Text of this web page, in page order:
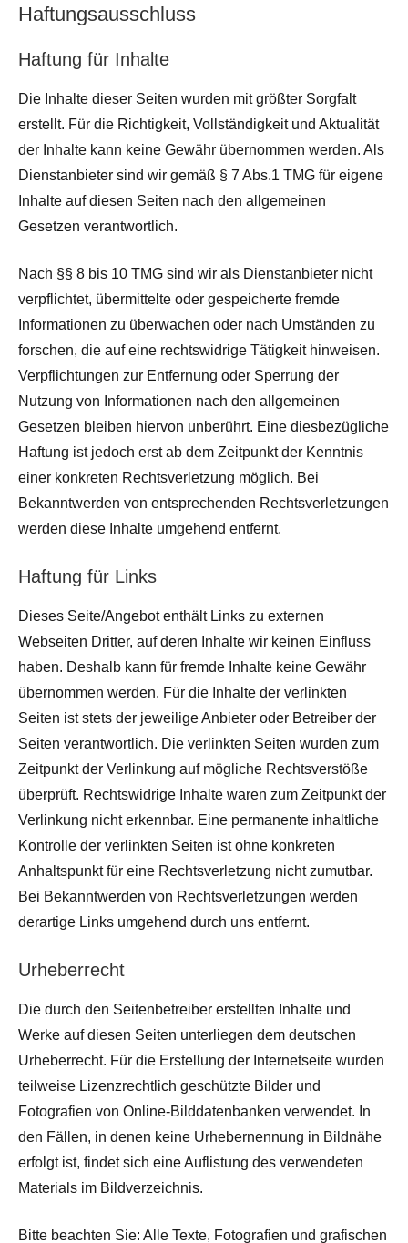
Haftungsausschluss
Haftung für Inhalte
Die Inhalte dieser Seiten wurden mit größter Sorgfalt
erstellt. Für die Richtigkeit, Vollständigkeit und Aktualität
der Inhalte kann keine Gewähr übernommen werden. Als
Dienstanbieter sind wir gemäß § 7 Abs.1 TMG für eigene
Inhalte auf diesen Seiten nach den allgemeinen
Gesetzen verantwortlich.
Nach §§ 8 bis 10 TMG sind wir als Dienstanbieter nicht
verpflichtet, übermittelte oder gespeicherte fremde
Informationen zu überwachen oder nach Umständen zu
forschen, die auf eine rechtswidrige Tätigkeit hinweisen.
Verpflichtungen zur Entfernung oder Sperrung der
Nutzung von Informationen nach den allgemeinen
Gesetzen bleiben hiervon unberührt. Eine diesbezügliche
Haftung ist jedoch erst ab dem Zeitpunkt der Kenntnis
einer konkreten Rechtsverletzung möglich. Bei
Bekanntwerden von entsprechenden Rechtsverletzungen
werden diese Inhalte umgehend entfernt.
Haftung für Links
Dieses Seite/Angebot enthält Links zu externen
Webseiten Dritter, auf deren Inhalte wir keinen Einfluss
haben. Deshalb kann für fremde Inhalte keine Gewähr
übernommen werden. Für die Inhalte der verlinkten
Seiten ist stets der jeweilige Anbieter oder Betreiber der
Seiten verantwortlich. Die verlinkten Seiten wurden zum
Zeitpunkt der Verlinkung auf mögliche Rechtsverstöße
überprüft. Rechtswidrige Inhalte waren zum Zeitpunkt der
Verlinkung nicht erkennbar. Eine permanente inhaltliche
Kontrolle der verlinkten Seiten ist ohne konkreten
Anhaltspunkt für eine Rechtsverletzung nicht zumutbar.
Bei Bekanntwerden von Rechtsverletzungen werden
derartige Links umgehend durch uns entfernt.
Urheberrecht
Die durch den Seitenbetreiber erstellten Inhalte und
Werke auf diesen Seiten unterliegen dem deutschen
Urheberrecht. Für die Erstellung der Internetseite wurden
teilweise Lizenzrechtlich geschützte Bilder und
Fotografien von Online-Bilddatenbanken verwendet. In
den Fällen, in denen keine Urhebernennung in Bildnähe
erfolgt ist, findet sich eine Auflistung des verwendeten
Materials im Bildverzeichnis.
Bitte beachten Sie: Alle Texte, Fotografien und grafischen